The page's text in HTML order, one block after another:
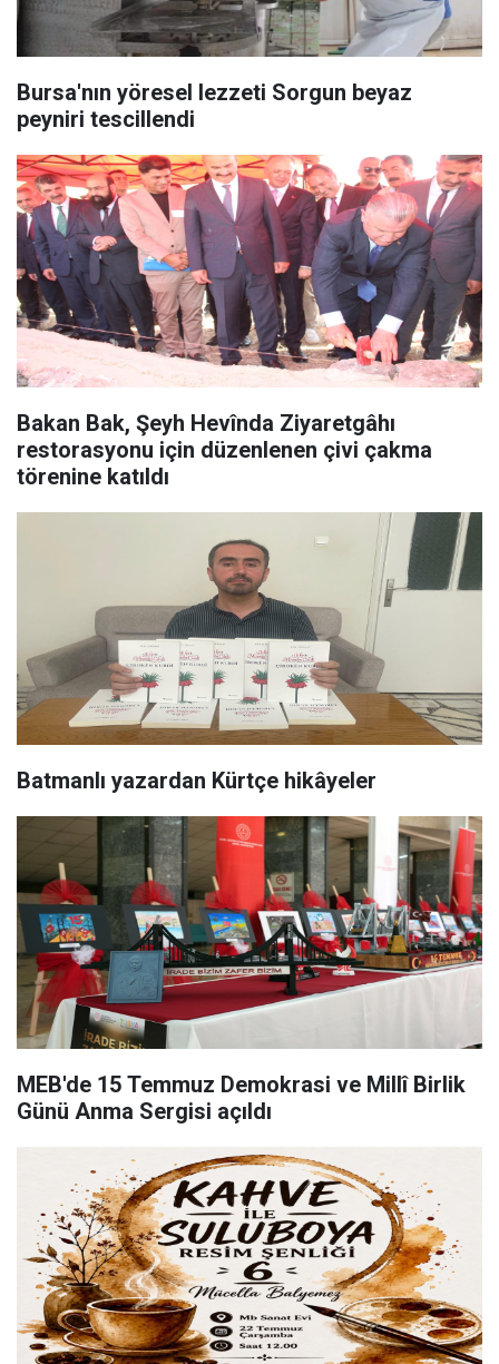
Bursa'nın yöresel lezzeti Sorgun beyaz
peyniri tescillendi
Bakan Bak, Şeyh Hevînda Ziyaretgâhı
restorasyonu için düzenlenen çivi çakma
törenine katıldı
Batmanlı yazardan Kürtçe hikâyeler
MEB'de 15 Temmuz Demokrasi ve Millî Birlik
Günü Anma Sergisi açıldı